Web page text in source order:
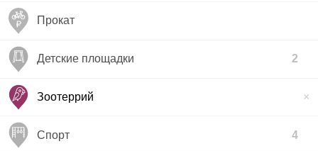
Прокат
Детские площадки 2
Зоотеррий
Спорт 4